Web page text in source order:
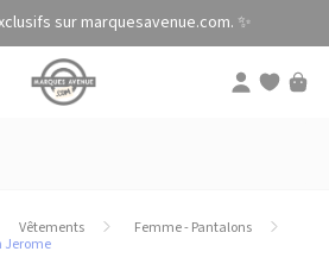
sur marquesavenue.com. ✨
Vêtements
Femme - Pantalons
Jerome